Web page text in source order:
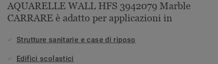
AQUARELLE WALL HFS 3942079 Marble
CARRARE è adatto per applicazioni in
Strutture sanitarie e case di riposo
Edifici scolastici